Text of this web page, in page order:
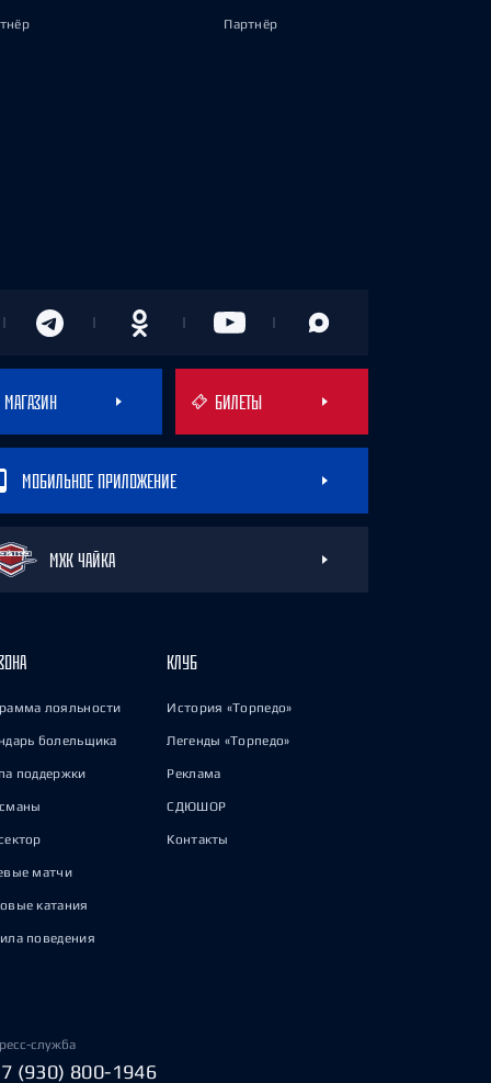
Партнёр
МАГАЗИН БИЛЕТЫ
МОБИЛЬНОЕ ПРИЛОЖЕНИЕ
МХК ЧАЙКА
лояльности
болельщика
поддержки
матчи
катания
поведения
КЛУБ
История «Торпедо»
Легенды «Торпедо»
Реклама
СДЮШОР
Контакты
служба
(930) 800-1946